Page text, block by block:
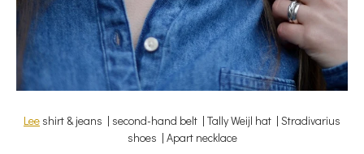
Lee shirt & jeans | second-hand belt | Tally Weijl hat | Stradivarius
shoes | Apart necklace